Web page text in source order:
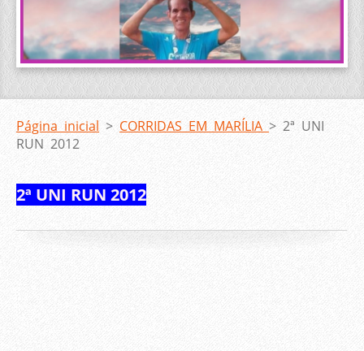
Página inicial > CORRIDAS EM MARÍLIA > 2ª UNI
RUN 2012
2ª UNI RUN 2012